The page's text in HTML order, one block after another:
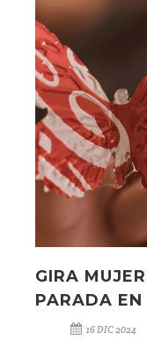
GIRA
PARADA
16 DIC 2024